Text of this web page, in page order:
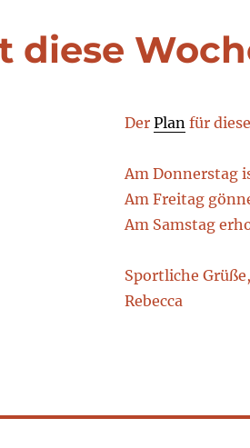
diese
Der Planfür
Am Donnerstag
Am Freitag
Am Samstag
Sportliche Grüße,
Rebecca